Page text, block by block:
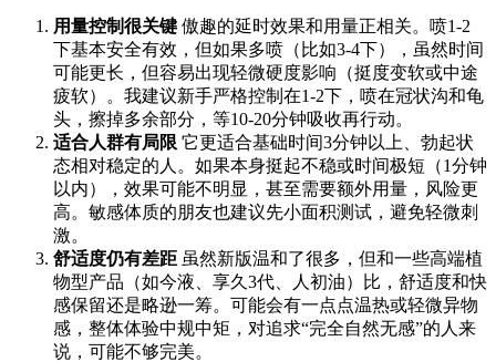
用量控制很关键 傲趣的延时效果和用量正相关。喷1-2
下基本安全有效，但如果多喷（比如3-4下），虽然时间
可能更长，但容易出现轻微硬度影响（挺度变软或中途
疲软）。我建议新手严格控制在1-2下，喷在冠状沟和龟
头，擦掉多余部分，等10-20分钟吸收再行动。
适合人群有局限 它更适合基础时间3分钟以上、勃起状
态相对稳定的人。如果本身挺起不稳或时间极短（1分钟
以内），效果可能不明显，甚至需要额外用量，风险更
高。敏感体质的朋友也建议先小面积测试，避免轻微刺
激。
舒适度仍有差距 虽然新版温和了很多，但和一些高端植
物型产品（如今液、享久3代、人初油）比，舒适度和快
感保留还是略逊一筹。可能会有一点点温热或轻微异物
感，整体体验中规中矩，对追求“完全自然无感”的人来
说，可能不够完美。